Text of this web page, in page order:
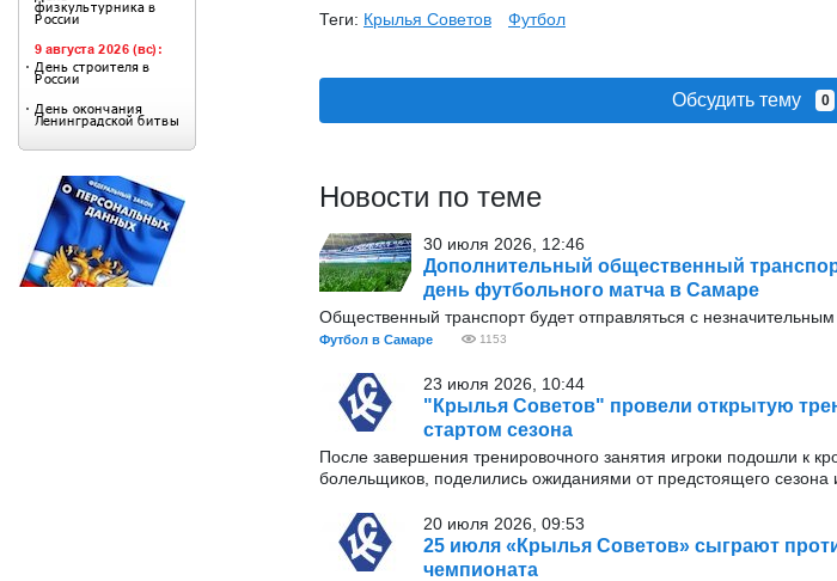
Теги: Крылья Советов Футбол
Обсудить тему 0
Новости по теме
30 июля 2026, 12:46
Дополнительный общественный
день футбольного матча в Самаре
Общественный транспорт будет отправляться с
Футбол в Самаре 1153
23 июля 2026, 10:44
"Крылья Советов" провели открытую
стартом сезона
После завершения тренировочного занятия игроки подошли к
болельщиков, поделились ожиданиями от предстоящего сезона
20 июля 2026, 09:53
25 июля «Крылья Советов» сыграют
чемпионата